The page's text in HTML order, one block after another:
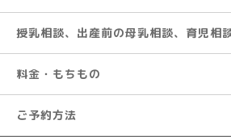
授乳相談、出産前の母乳相談、育児相
料金・もちもの
ご予約方法